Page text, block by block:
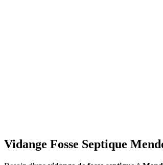
Vidange Fosse Septique